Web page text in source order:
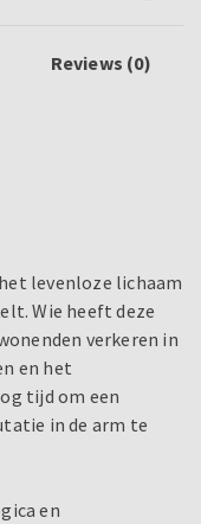
Reviews (0)
levenloze lichaam
Wie heeft deze
verkeren in
en het
tijd om een
in de arm te
en